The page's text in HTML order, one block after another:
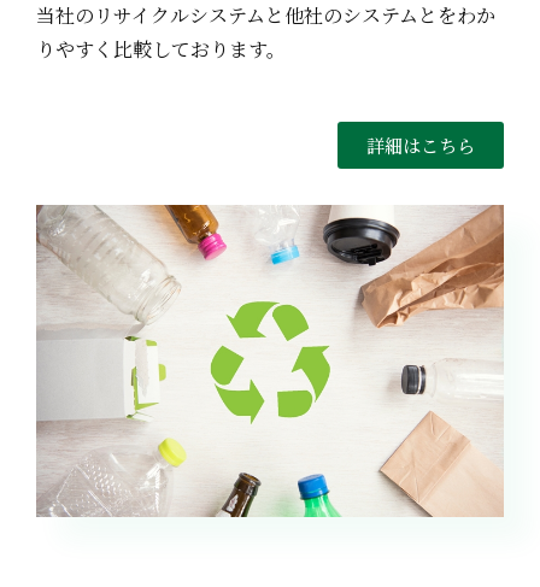
当社のリサイクルシステムと他社のシステムとをわか
りやすく比較しております。
詳細はこちら